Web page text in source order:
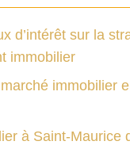
d’intérêt sur la
immobilier
immobilier
à Saint-Maurice